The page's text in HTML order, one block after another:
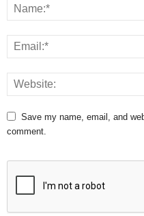
Save my name, email, and
comment.